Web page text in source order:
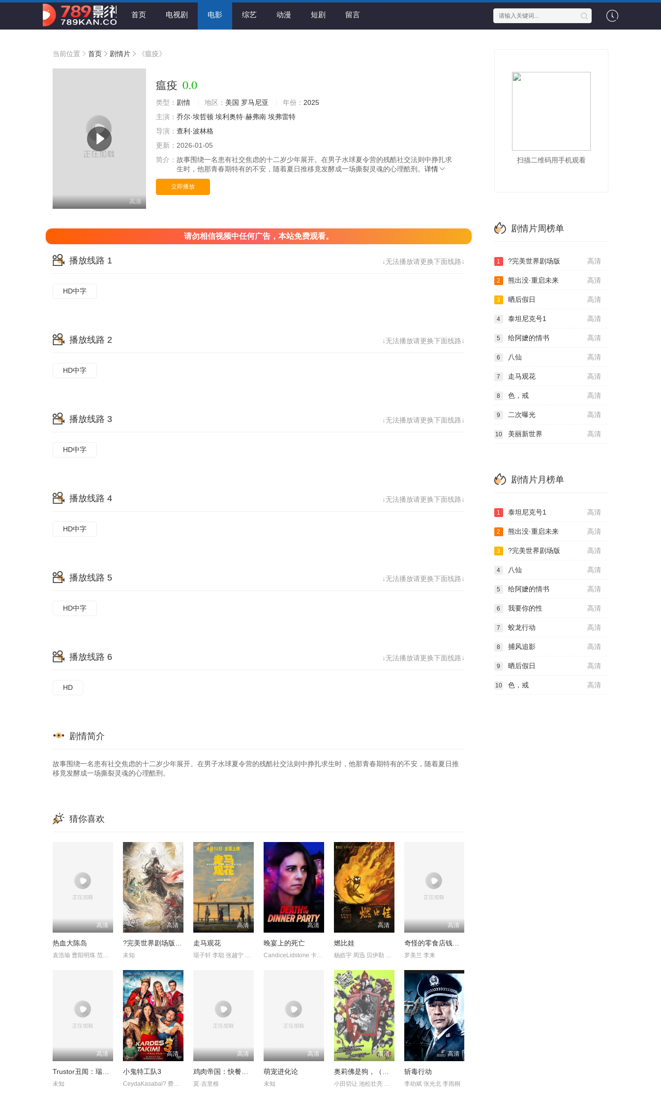
首页 电视剧 电影 综艺 动漫 短剧 留言
当前位置 首页 剧情片 《瘟疫》
高清
瘟疫 0.0
类型： 剧情 地区： 美国 罗马尼亚 年份： 2025
主演： 乔尔·埃哲顿 埃利奥特·赫弗南 埃弗雷特
导演： 查利·波林格
更新： 2026-01-05
简介： 故事围绕一名患有社交焦虑的十二岁少年展开。在男子水球夏令营的残酷社交法则中挣扎求
生时，他那青春期特有的不安，随着夏日推移竟发酵成一场撕裂灵魂的心理酷刑。 详情
立即播放
请勿相信视频中任何广告，本站免费观看。
↓无法播放请更换下面线路↓
播放线路 1
HD中字
↓无法播放请更换下面线路↓
播放线路 2
HD中字
↓无法播放请更换下面线路↓
播放线路 3
HD中字
↓无法播放请更换下面线路↓
播放线路 4
HD中字
↓无法播放请更换下面线路↓
播放线路 5
HD中字
↓无法播放请更换下面线路↓
播放线路 6
HD
剧情简介
故事围绕一名患有社交焦虑的十二岁少年展开。在男子水球夏令营的残酷社交法则中挣扎求生时，他那青春期特有的不安，随着夏日推
移竟发酵成一场撕裂灵魂的心理酷刑。
猜你喜欢
高清
热血大陈岛
袁浩瑜 曹阳明珠 范事成
高清
?完美世界剧场版九劫焚天?
未知
高清
走马观花
琚子轩 李聪 张越宁 高深
高清
晚宴上的死亡
CandiceLidstone 卡梅伦·布罗德 马克·戴 EdenBroda BryceWynte
高清
燃比娃
杨皓宇 周迅 贝伊勒 康春雷
高清
奇怪的零食店钱天堂
罗美兰 李来
高清
未知
高清
小鬼特工队3
CeydaKasabal? 费拉特·阿尔拜伦
高清
莫·吉里根
高清
萌宠进化论
未知
高清 高清
斩毒行动
李幼斌 张光北 李雨桐
扫描二维码用手机观看
剧情片周榜单
高清
1 ?完美世界剧场版
高清
2 熊出没·重启未来
高清
3 晒后假日
高清
4 泰坦尼克号1
高清
5 给阿嬷的情书
高清
6 八仙
高清
7 走马观花
高清
8 色，戒
高清
9 二次曝光
高清
10 美丽新世界
剧情片月榜单
高清
1 泰坦尼克号1
高清
2 熊出没·重启未来
高清
3 ?完美世界剧场版
高清
4 八仙
高清
5 给阿嬷的情书
高清
6 我要你的性
高清
7 蛟龙行动
高清
8 捕风追影
高清
9 晒后假日
高清
10 色，戒